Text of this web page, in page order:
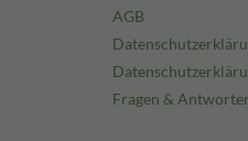
AGB
Fragen &